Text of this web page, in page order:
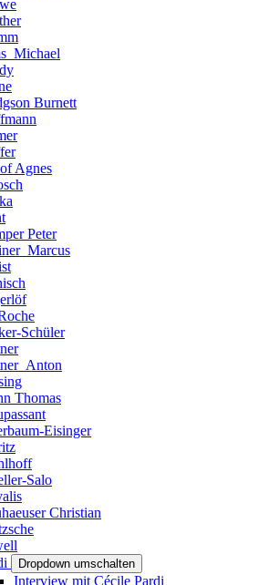
Burnett
Agnes
Peter
Schüler
Thomas
Eisinger
Salo
Christian
Dropdown umschalten
Interview mit Cécile Pardi